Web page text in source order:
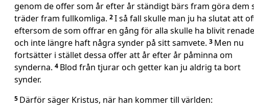
genom de offer som år efter år ständigt bärs fram göra dem
träder fram fullkomliga. 2I så fall skulle man ju ha slutat att
eftersom de som offrar en gång för alla skulle ha blivit renade
och inte längre haft några synder på sitt samvete. 3 Men nu
fortsätter i stället dessa offer att år efter år påminna om
synderna. 4 Blod från tjurar och getter kan ju aldrig ta bort
synder.
5 Därför säger Kristus, när han kommer till världen: